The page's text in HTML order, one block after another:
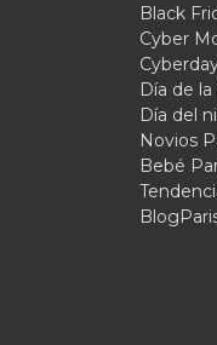
Black
Cyber
Día de
Día del
Novios
Bebé